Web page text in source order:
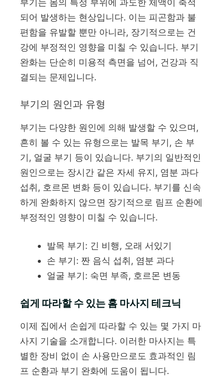
되어 발생하는 현상입니다. 이는 피곤함과 불
편함을 유발할 뿐만 아니라, 장기적으로는 건
강에 부정적인 영향을 미칠 수 있습니다. 부기
완화는 단순히 미용적 측면을 넘어, 건강과 직
결되는 문제입니다.
부기의 원인과 유형
부기는 다양한 원인에 의해 발생할 수 있으며,
흔히 볼 수 있는 유형으로는 발목 부기, 손 부
기, 얼굴 부기 등이 있습니다. 부기의 일반적인
원인으로는 장시간 같은 자세 유지, 염분 과다
섭취, 호르몬 변화 등이 있습니다. 부기를 신속
하게 완화하지 않으면 장기적으로 림프 순환에
부정적인 영향이 미칠 수 있습니다.
발목 부기: 긴 비행, 오래 서있기
손 부기: 짠 음식 섭취, 염분 과다
얼굴 부기: 숙면 부족, 호르몬 변동
쉽게 따라할 수 있는 홈 마사지 테크닉
이제 집에서 손쉽게 따라할 수 있는 몇 가지 마
사지 기술을 소개합니다. 이러한 마사지는 특
별한 장비 없이 손 사용만으로도 효과적인 림
프 순환과 부기 완화에 도움이 됩니다.